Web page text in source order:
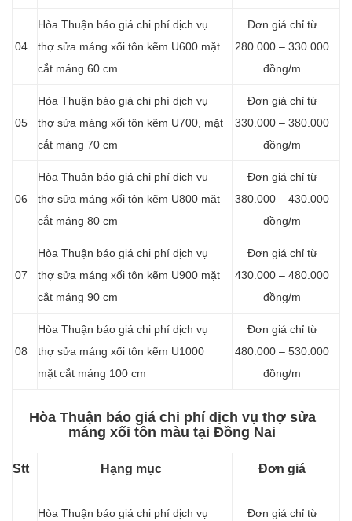
04
Hòa Thuận báo giá chi phí dịch vụ
thợ sửa máng xối tôn kẽm U600 mặt
cắt máng 60 cm
Đơn giá chỉ từ
280.000 – 330.000
đồng/m
05
Hòa Thuận báo giá chi phí dịch vụ
thợ sửa máng xối tôn kẽm U700, mặt
cắt máng 70 cm
Đơn giá chỉ từ
330.000 – 380.000
đồng/m
06
Hòa Thuận báo giá chi phí dịch vụ
thợ sửa máng xối tôn kẽm U800 mặt
cắt máng 80 cm
Đơn giá chỉ từ
380.000 – 430.000
đồng/m
07
Hòa Thuận báo giá chi phí dịch vụ
thợ sửa máng xối tôn kẽm U900 mặt
cắt máng 90 cm
Đơn giá chỉ từ
430.000 – 480.000
đồng/m
08
Hòa Thuận báo giá chi phí dịch vụ
thợ sửa máng xối tôn kẽm U1000
mặt cắt máng 100 cm
Đơn giá chỉ từ
480.000 – 530.000
đồng/m
Hòa Thuận báo giá chi phí dịch vụ thợ sửa
máng xối tôn màu tại Đồng Nai
Stt Hạng mục Đơn giá
Hòa Thuận báo giá chi phí dịch vụ
Đơn giá chỉ từ